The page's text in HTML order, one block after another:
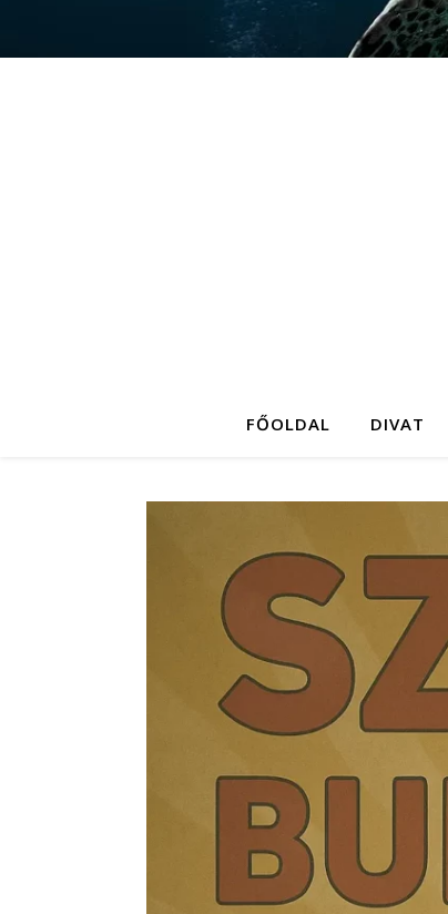
FŐOLDAL DIVAT